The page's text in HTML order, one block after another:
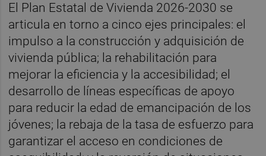
El Plan Estatal de Vivienda 2026-2030 se
articula en torno a cinco ejes principales: el
impulso a la construcción y adquisición de
vivienda pública; la rehabilitación para
mejorar la eficiencia y la accesibilidad; el
desarrollo de líneas específicas de apoyo
para reducir la edad de emancipación de los
jóvenes; la rebaja de la tasa de esfuerzo para
garantizar el acceso en condiciones de